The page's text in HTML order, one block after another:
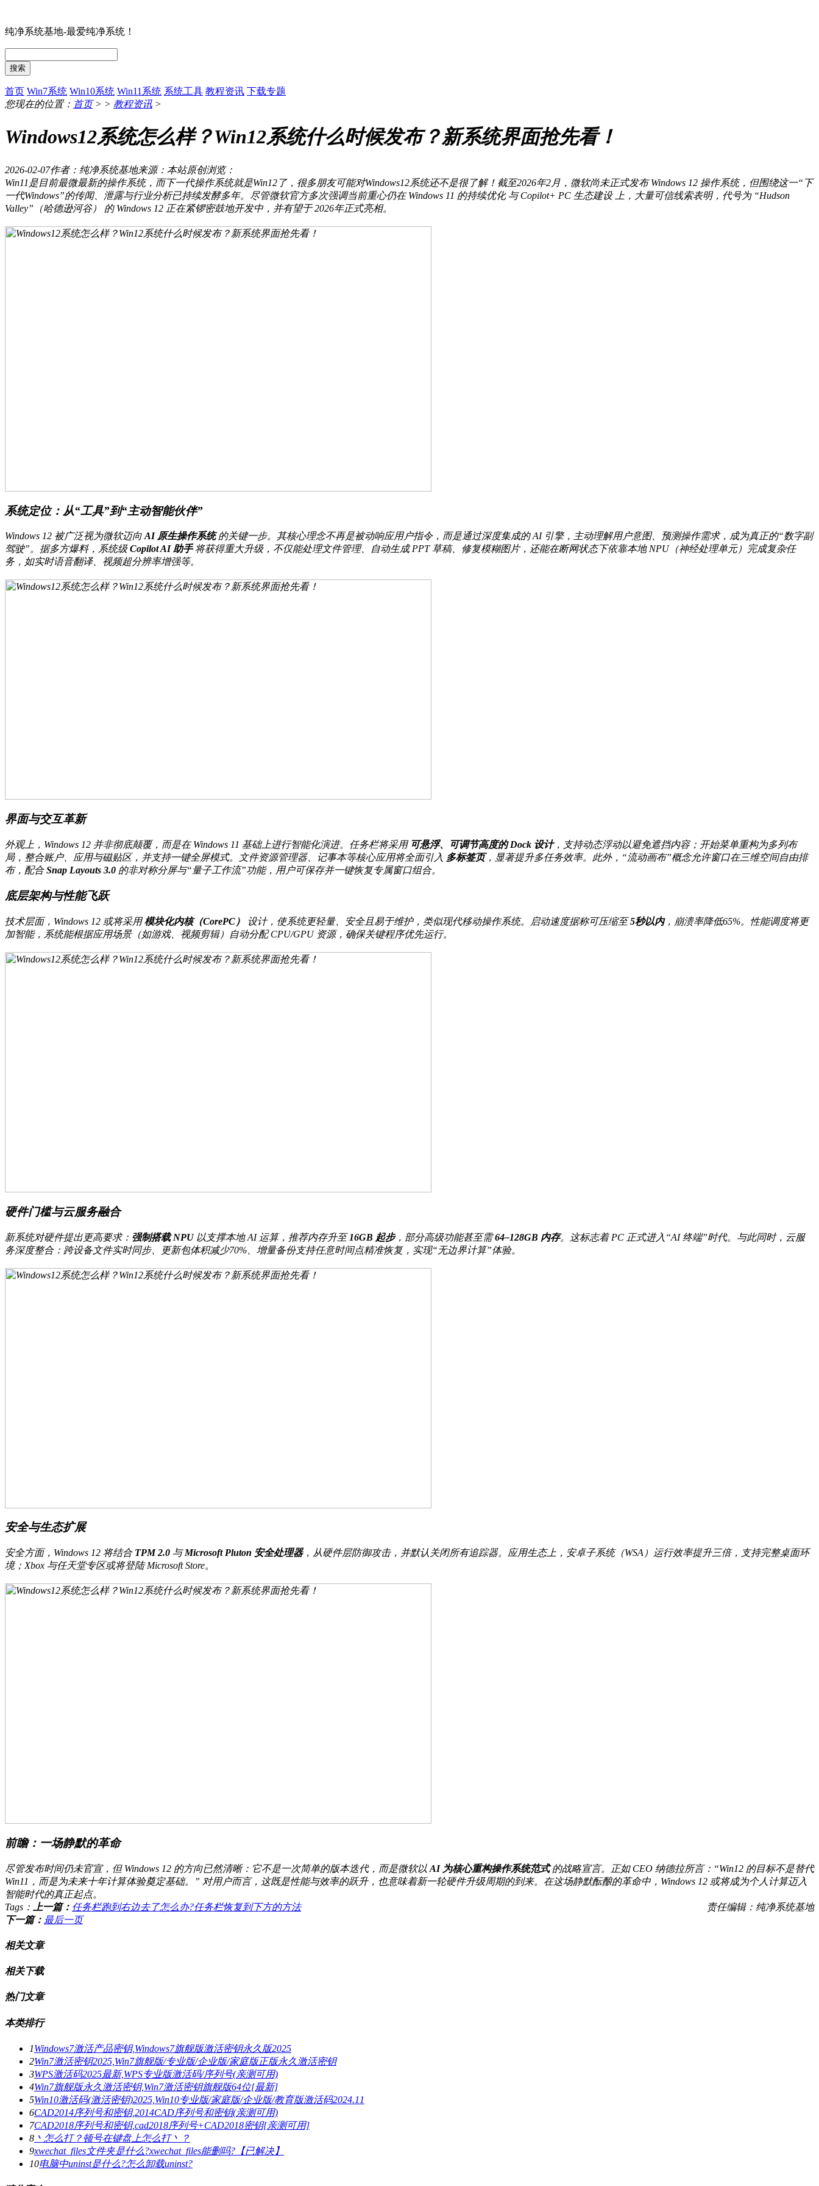
纯净系统基地-最爱纯净系统！
搜索
首页 Win7系统 Win10系统 Win11系统 系统工具 教程资讯 下载专题
您现在的位置： 首页> > 教程资讯 >
Windows12系统怎么样？Win12系统什么时候发布？新系统界面抢先看！
2026-02-07作者：纯净系统基地来源：本站原创浏览：
Win11是目前最微最新的操作系统，而下一代操作系统就是Win12了，很多朋友可能对Windows12系统还不是很了解！截至2026年2月，微软尚未正式发布 Windows 12 操作系统，但围绕这一“下
一代Windows”的传闻、泄露与行业分析已持续发酵多年。尽管微软官方多次强调当前重心仍在 Windows 11 的持续优化 与 Copilot+ PC 生态建设 上，大量可信线索表明，代号为 “Hudson
Valley”（哈德逊河谷） 的 Windows 12 正在紧锣密鼓地开发中，并有望于 2026年正式亮相。
系统定位：从“工具”到“主动智能伙伴”
Windows 12 被广泛视为微软迈向 AI 原生操作系统的关键一步。其核心理念不再是被动响应用户指令，而是通过深度集成的 AI 引擎，主动理解用户意图、预测操作需求，成为真正的“数字副
驾驶”。据多方爆料，系统级Copilot AI 助手将获得重大升级，不仅能处理文件管理、自动生成 PPT 草稿、修复模糊图片，还能在断网状态下依靠本地 NPU（神经处理单元）完成复杂任
务，如实时语音翻译、视频超分辨率增强等。
界面与交互革新
外观上，Windows 12 并非彻底颠覆，而是在 Windows 11 基础上进行智能化演进。任务栏将采用 可悬浮、可调节高度的 Dock 设计，支持动态浮动以避免遮挡内容；开始菜单重构为多列布
局，整合账户、应用与磁贴区，并支持一键全屏模式。文件资源管理器、记事本等核心应用将全面引入 多标签页，显著提升多任务效率。此外，“流动画布”概念允许窗口在三维空间自由排
布，配合Snap Layouts 3.0 的非对称分屏与“量子工作流”功能，用户可保存并一键恢复专属窗口组合。
底层架构与性能飞跃
技术层面，Windows 12 或将采用模块化内核（CorePC） 设计，使系统更轻量、安全且易于维护，类似现代移动操作系统。启动速度据称可压缩至5秒以内，崩溃率降低65%。性能调度将更
加智能，系统能根据应用场景（如游戏、视频剪辑）自动分配 CPU/GPU 资源，确保关键程序优先运行。
硬件门槛与云服务融合
新系统对硬件提出更高要求： 强制搭载 NPU以支撑本地 AI 运算，推荐内存升至 16GB 起步，部分高级功能甚至需64–128GB 内存。这标志着 PC 正式进入“AI 终端”时代。与此同时，云服
务深度整合：跨设备文件实时同步、更新包体积减少70%、增量备份支持任意时间点精准恢复，实现“无边界计算”体验。
安全与生态扩展
安全方面，Windows 12 将结合 TPM 2.0 与Microsoft Pluton 安全处理器，从硬件层防御攻击，并默认关闭所有追踪器。应用生态上，安卓子系统（WSA）运行效率提升三倍，支持完整桌面环
境；Xbox 与任天堂专区或将登陆 Microsoft Store。
前瞻：一场静默的革命
尽管发布时间仍未官宣，但 Windows 12 的方向已然清晰：它不是一次简单的版本迭代，而是微软以 AI 为核心重构操作系统范式的战略宣言。正如 CEO 纳德拉所言：“Win12 的目标不是替代
Win11，而是为未来十年计算体验奠定基础。” 对用户而言，这既是性能与效率的跃升，也意味着新一轮硬件升级周期的到来。在这场静默酝酿的革命中，Windows 12 或将成为个人计算迈入
智能时代的真正起点。
Tags：
责任编辑：纯净系统基地
上一篇： 任务栏跑到右边去了怎么办?任务栏恢复到下方的方法
下一篇： 最后一页
相关文章
相关下载
热门文章
本类排行
1Windows7激活产品密钥,Windows7旗舰版激活密钥永久版2025
2Win7激活密钥2025,Win7旗舰版/专业版/企业版/家庭版正版永久激活密钥
3WPS激活码2025最新,WPS专业版激活码/序列号(亲测可用)
4Win7旗舰版永久激活密钥,Win7激活密钥旗舰版64位[最新]
5Win10激活码(激活密钥)2025,Win10专业版/家庭版/企业版/教育版激活码2024.11
6CAD2014序列号和密钥,2014CAD序列号和密钥(亲测可用)
7CAD2018序列号和密钥,cad2018序列号+CAD2018密钥[亲测可用]
8 丶怎么打？顿号在键盘上怎么打丶？
9xwechat_files文件夹是什么?xwechat_files能删吗?【已解决】
10电脑中uninst是什么?怎么卸载uninst?